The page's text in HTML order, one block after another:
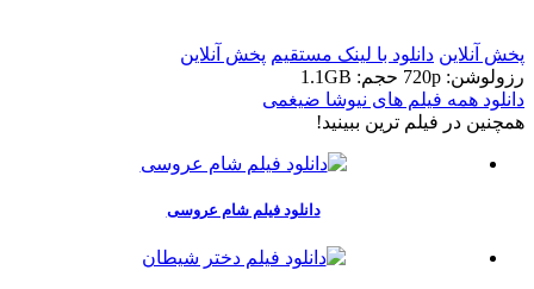
پخش آنلاین دانلود با لينک مستقيم پخش آنلاین
رزولوشن: 720p
حجم: 1.1GB
دانلود همه فیلم های نیوشا ضیغمی
همچنين در فيلم ترين ببينيد!
دانلود فیلم شام عروسی